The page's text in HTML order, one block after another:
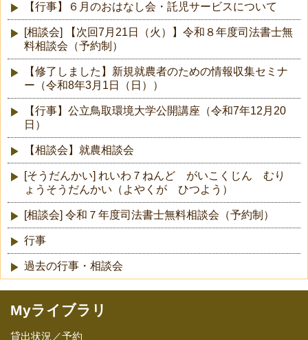
【行事】６月のおはなし会・託児サービスについて
[相談会] 【次回7月21日（火）】令和８年度司法書士無
料相談会（予約制）
【修了しました】新規就農者のための情報収集セミナ
ー（令和8年3月1日（日））
【行事】公立鳥取環境大学公開講座（令和7年12月20
日）
【相談会】就農相談会
[そうだんかい] れいわ７ねんど がいこくじん むり
ょうそうだんかい（よやくが ひつよう）
[相談会] 令和７年度司法書士無料相談会（予約制）
行事
過去の行事・相談会
Myライブラリ
貸出状況／予約